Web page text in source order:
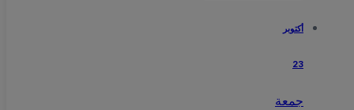
أكتوبر
23
جمعة